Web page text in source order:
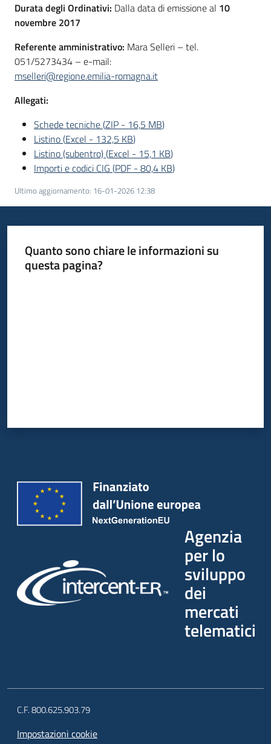
Durata degli Ordinativi: Dalla data di emissione al 10
novembre 2017
Referente amministrativo: Mara Selleri – tel.
051/5273434 – e-mail:
mselleri@regione.emilia-romagna.it
Allegati:
Schede tecniche(ZIP - 16,5 MB)
Listino(Excel - 132,5 KB)
Listino (subentro)(Excel - 15,1 KB)
Importi e codici CIG (PDF - 80,4 KB)
Ultimo aggiornamento: 16-01-2026 12:38
Quanto sono chiare le informazioni su
questa pagina?
Agenzia
per lo
sviluppo
dei
mercati
telematici
C.F. 800.625.903.79
Impostazioni cookie